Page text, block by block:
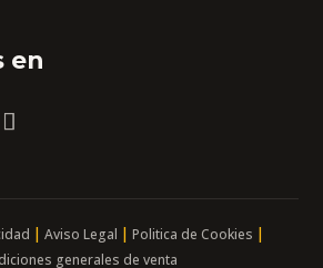
en
| Aviso Legal | Politica de Cookies |
generales de venta